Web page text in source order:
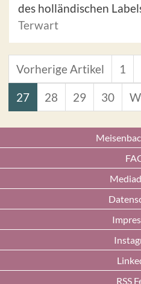
des holländischen
Terwart
Vorherige Artikel 1
27 28 29 30
RSS